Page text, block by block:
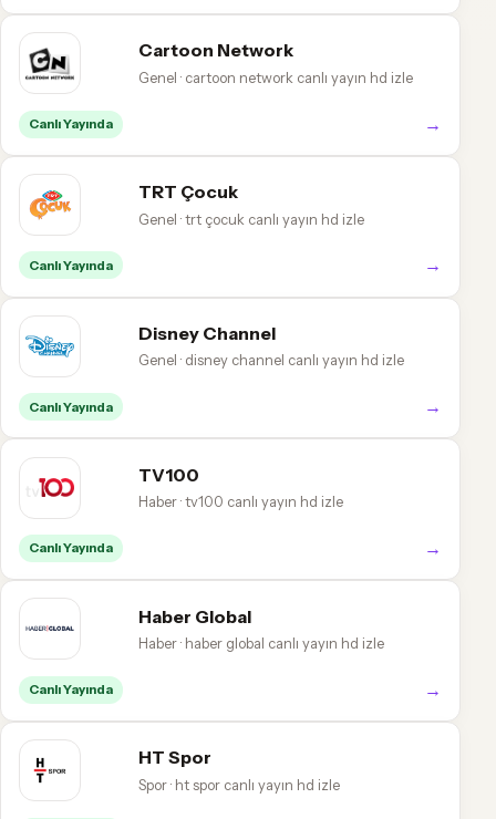
Cartoon Network
Genel · cartoon network canlı yayın hd izle
Canlı Yayında →
TRT Çocuk
Genel · trt çocuk canlı yayın hd izle
Canlı Yayında →
Disney Channel
Genel · disney channel canlı yayın hd izle
Canlı Yayında →
TV100
Haber · tv100 canlı yayın hd izle
Canlı Yayında →
Haber Global
Haber · haber global canlı yayın hd izle
Canlı Yayında →
HT Spor
Spor · ht spor canlı yayın hd izle